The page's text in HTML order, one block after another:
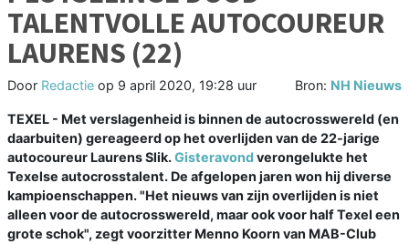
TALENTVOLLE AUTOCOUREUR
LAURENS (22)
Door Redactie op 9 april 2020, 19:28 uur Bron: NH Nieuws
TEXEL - Met verslagenheid is binnen de autocrosswereld (en
daarbuiten) gereageerd op het overlijden van de 22-jarige
autocoureur Laurens Slik.Gisteravondverongelukte het
Texelse autocrosstalent. De afgelopen jaren won hij diverse
kampioenschappen. "Het nieuws van zijn overlijden is niet
alleen voor de autocrosswereld, maar ook voor half Texel een
grote schok", zegt voorzitter Menno Koorn van MAB-Club